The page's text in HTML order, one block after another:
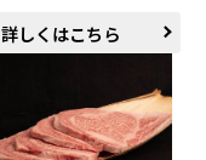
詳しくはこちら